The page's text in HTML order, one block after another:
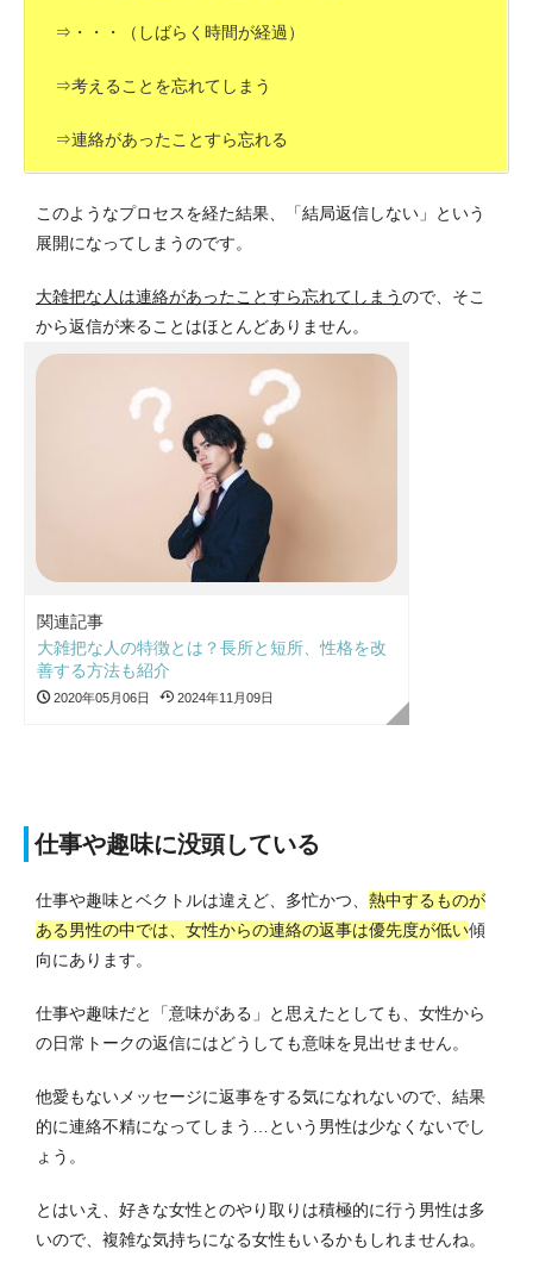
⇒・・・（しばらく時間が経過）
⇒考えることを忘れてしまう
⇒連絡があったことすら忘れる
このようなプロセスを経た結果、「結局返信しない」という
展開になってしまうのです。
大雑把な人は連絡があったことすら忘れてしまうので、そこ
から返信が来ることはほとんどありません。
関連記事
大雑把な人の特徴とは？長所と短所、性格を改
善する方法も紹介
2020年05月06日 2024年11月09日
仕事や趣味に没頭している
仕事や趣味とベクトルは違えど、多忙かつ、 熱中するものが
ある男性の中では、女性からの連絡の返事は優先度が低い傾
向にあります。
仕事や趣味だと「意味がある」と思えたとしても、女性から
の日常トークの返信にはどうしても意味を見出せません。
他愛もないメッセージに返事をする気になれないので、結果
的に連絡不精になってしまう…という男性は少なくないでし
ょう。
とはいえ、好きな女性とのやり取りは積極的に行う男性は多
いので、複雑な気持ちになる女性もいるかもしれませんね。